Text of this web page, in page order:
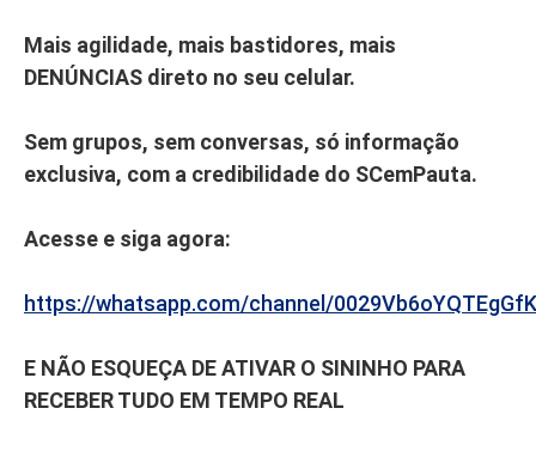
Mais agilidade, mais bastidores, mais
DENÚNCIAS direto no seu celular.
Sem grupos, sem conversas, só informação
exclusiva, com a credibilidade do SCemPauta.
Acesse e siga agora:
https://whatsapp.com/channel/
E NÃO ESQUEÇA DE ATIVAR O SININHO PARA
RECEBER TUDO EM TEMPO REAL